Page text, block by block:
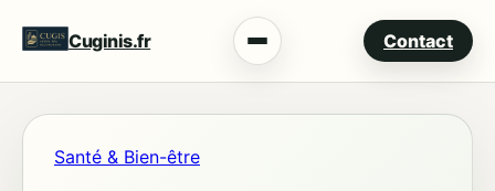
Cuginis.fr Menu Contact
Santé & Bien-être